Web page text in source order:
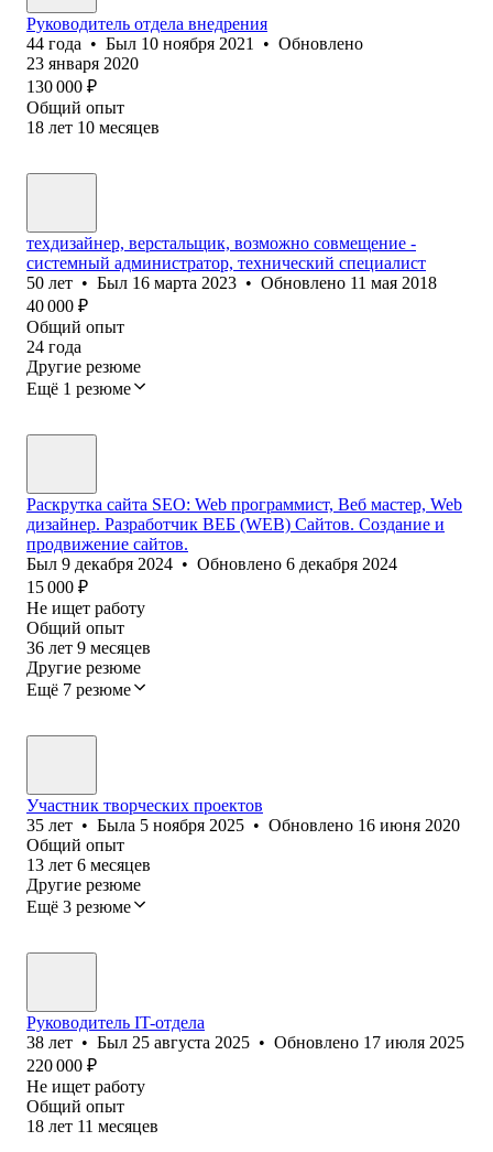
Руководитель отдела внедрения
44 года • Был 10 ноября 2021 • Обновлено
23 января 2020
130 000 ₽
Общий опыт
18 лет 10 месяцев
техдизайнер, верстальщик, возможно совмещение -
системный администратор, технический специалист
50 лет • Был 16 марта 2023 • Обновлено 11 мая 2018
40 000 ₽
Общий опыт
24 года
Другие резюме
Ещё 1 резюме
Раскрутка сайта SEO: Web программист, Веб мастер, Web
дизайнер. Разработчик ВЕБ (WEB) Сайтов. Создание и
продвижение сайтов.
Был 9 декабря 2024 • Обновлено 6 декабря 2024
15 000 ₽
Не ищет работу
Общий опыт
36 лет 9 месяцев
Другие резюме
Ещё 7 резюме
Участник творческих проектов
35 лет • Была 5 ноября 2025 • Обновлено 16 июня 2020
Общий опыт
13 лет 6 месяцев
Другие резюме
Ещё 3 резюме
Руководитель IT-отдела
38 лет • Был 25 августа 2025 • Обновлено 17 июля 2025
220 000 ₽
Не ищет работу
Общий опыт
18 лет 11 месяцев